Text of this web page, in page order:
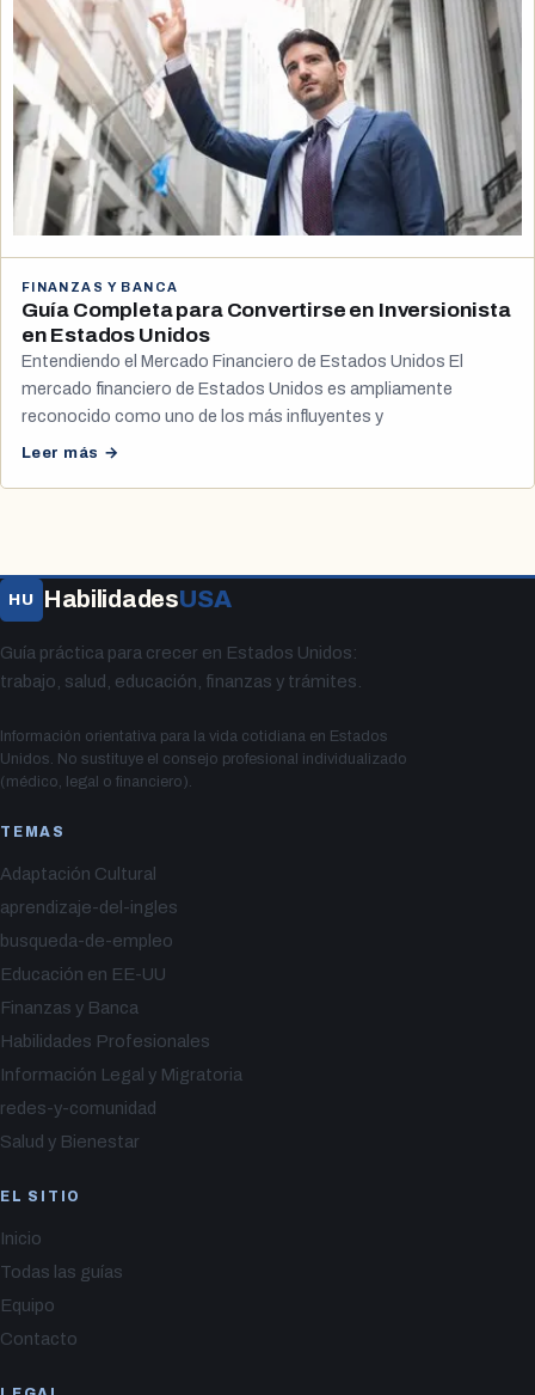
FINANZAS Y BANCA
Guía Completa para Convertirse en Inversionista
en Estados Unidos
Entendiendo el Mercado Financiero de Estados Unidos El
mercado financiero de Estados Unidos es ampliamente
reconocido como uno de los más influyentes y
Leer más →
HU HabilidadesUSA
Guía práctica para crecer en Estados Unidos:
trabajo, salud, educación, finanzas y trámites.
Información orientativa para la vida cotidiana en Estados
Unidos. No sustituye el consejo profesional individualizado
(médico, legal o financiero).
TEMAS
Adaptación Cultural
aprendizaje-del-ingles
busqueda-de-empleo
Educación en EE-UU
Finanzas y Banca
Habilidades Profesionales
Información Legal y Migratoria
redes-y-comunidad
Salud y Bienestar
EL SITIO
Inicio
Todas las guías
Equipo
Contacto